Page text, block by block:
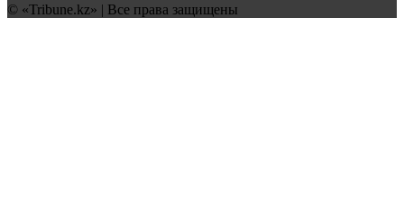
© «Tribune.kz» | Все права защищены